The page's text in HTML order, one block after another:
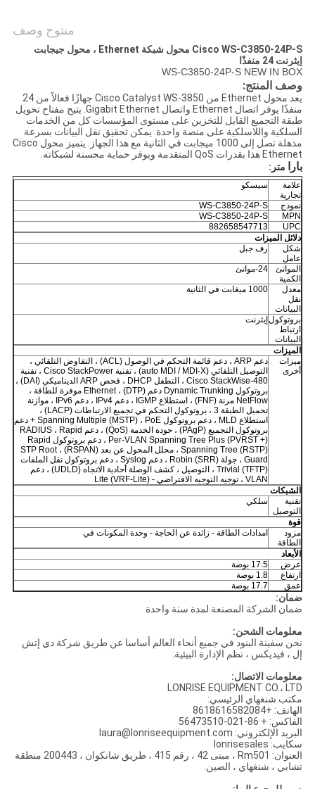
منتوج وصف
Cisco WS-C3850-24P-S محول شبكة Ethernet ، محول جيجابت
إيثرنت 24 منفذًا
WS-C3850-24P-S NEW IN BOX
وصف المنتج:
يعد محول Ethernet من Cisco Catalyst WS-3850 جهازًا فعالاً من 24
منفذًا يوفر اتصال Ethernet واتصال Gigabit Ethernet. يتيح مفتاح تحويل
طبقة التجميع القابل للتخزين على مستوى المؤسسات كل من الخدمات
السلكية واللاسلكية على منصة واحدة. يمكن تحقيق نقل البيانات بسرعة
مذهلة تصل إلى 1000 ميجابت في الثانية مع هذا الجهاز. يتميز محول Cisco
Ethernet هذا بقدرات QoS المتقدمة ويوفر حماية محسنة لشبكاته.
بارا متر:
علامة
تجارية
سيسكو
نموذج
WS-C3850-24P-S
MPN
WS-C3850-24P-S
UPC
882658547713
دلائل الميزات
شكل
عامل
رف جبل
الموانئ
الكمية
24-موانئ
معدل
نقل
البيانات
1000 ميغابت في الثانية
بروتوكول
ارتباط
البيانات
إيثرنت
الميزات
ميزات
أخرى
دعم ARP ، دعم قائمة التحكم في الوصول (ACL) ، التفاوض التلقائي ،
التوصيل التلقائي (auto MDI / MDI-X) ، تقنية Cisco StackPower ، تقنية
Cisco StackWise-480 ، التطفل DHCP ، فحص ARP الديناميكي (DAI) ،
بروتوكول Dynamic Trunking دعم (DTP) ، Ethernet موفرة للطاقة ،
NetFlow مرنة (FNF) ، استطلاع IGMP ، دعم IPv4 ، دعم IPv6 ، موازنة
تحميل الطبقة 3 ، بروتوكول التحكم في تجميع الارتباطات (LACP) ،
استطلاع MLD ، دعم بروتوكول Spanning Multiple (MSTP) ، PoE + دعم
بروتوكول التجميع (PAgP) ، جودة الخدمة (QoS) ، دعم RADIUS ، Rapid
Per-VLAN Spanning Tree Plus (PVRST +) ، دعم بروتوكول Rapid
Spanning Tree (RSTP) ، محلل المحول عن بعد (RSPAN) ، STP Root
Guard ، جولة Robin (SRR) ، دعم Syslog ، دعم بروتوكول نقل الملفات
(TFTP) Trivial ، التوصيل ، كشف الوصلة أحادية الاتجاه (UDLD) ، دعم
VLAN ، توجيه التوجيه الافتراضي - Lite (VRF-Lite)
الشبكات
تقنية
التوصيل
سلكي
قوة
مزود
الطاقة
امدادات الطاقة - زائدة عن الحاجة - وحدة المكونات في
الأبعاد
عرض
17.5 بوصة
ارتفاع
1.8 بوصة
عمق
17.7 بوصة
ضمان:
ضمان الشركة المصنعة لمدة سنة واحدة
معلومات الشحن:
نحن سفينة البنود في جميع أنحاء العالم أساسا عن طريق شركة دي إتش
إل ، فيديكس ، نظم الإدارة البيئية.
معلومات الاتصال:
LONRISE EQUIPMENT CO.، LTD
مكتب شنغهاي الرئيسي:
الهاتف: +8618616582084
الفاكس: + 86-021-56473510
البريد الإلكتروني: laura@lonriseequipment.com
سكايب: lonrisesales
العنوان: Rm501 ، مبنى 42 ، رقم 415 ، طريق شانكوان ، 200443 منطقة
تشابي ، شنغهاي ، الصين.